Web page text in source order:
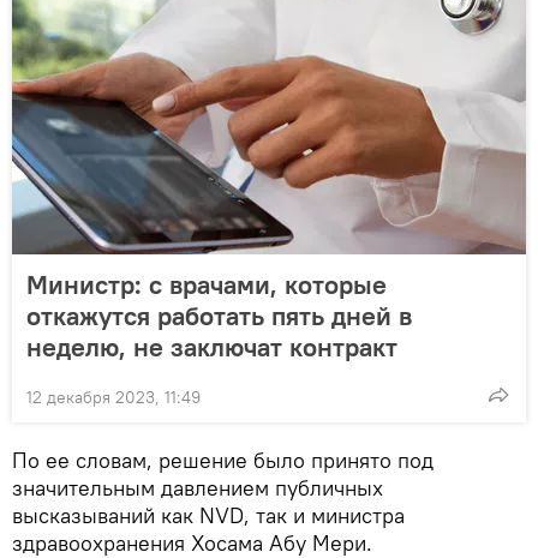
Министр: с врачами, которые
откажутся работать пять дней в
неделю, не заключат контракт
12 декабря 2023, 11:49
По ее словам, решение было принято под
значительным давлением публичных
высказываний как NVD, так и министра
здравоохранения Хосама Абу Мери.